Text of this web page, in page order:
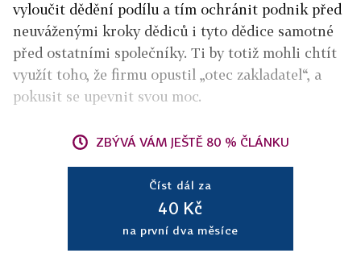
vyloučit dědění podílu a tím ochránit podnik před
neuváženými kroky dědiců i tyto dědice samotné
před ostatními společníky. Ti by totiž mohli chtít
využít toho, že firmu opustil „otec zakladatel“, a
pokusit se upevnit svou moc.
ZBÝVÁ VÁM JEŠTĚ 80 % ČLÁNKU
Číst dál za
40 Kč
na první dva měsíce